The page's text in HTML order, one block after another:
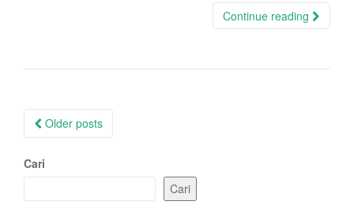
Continue reading
Posts
Older posts
Cari
Cari